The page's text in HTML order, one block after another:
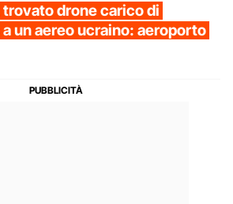
drone carico di
un aereo ucraino: aeroporto